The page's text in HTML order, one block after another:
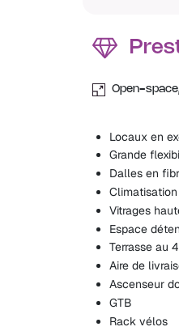
Open-
Locaux en
Grande
Dalles en
Vitrages
Espace
Terrasse au
Aire de
Ascenseur
GTB
Rack vélos